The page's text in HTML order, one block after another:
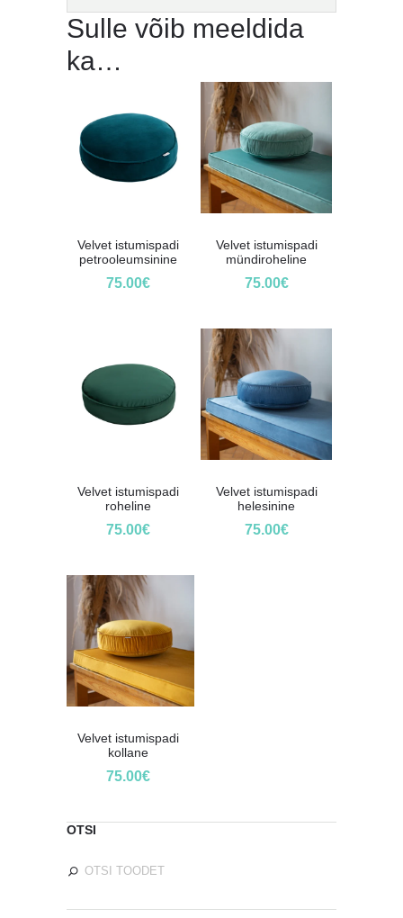
Sulle võib meeldida
ka…
Velvet istumispadi
petrooleumsinine
75.00€
Velvet istumispadi
mündiroheline
75.00€
Velvet istumispadi
roheline
75.00€
Velvet istumispadi
helesinine
75.00€
Velvet istumispadi
kollane
75.00€
OTSI